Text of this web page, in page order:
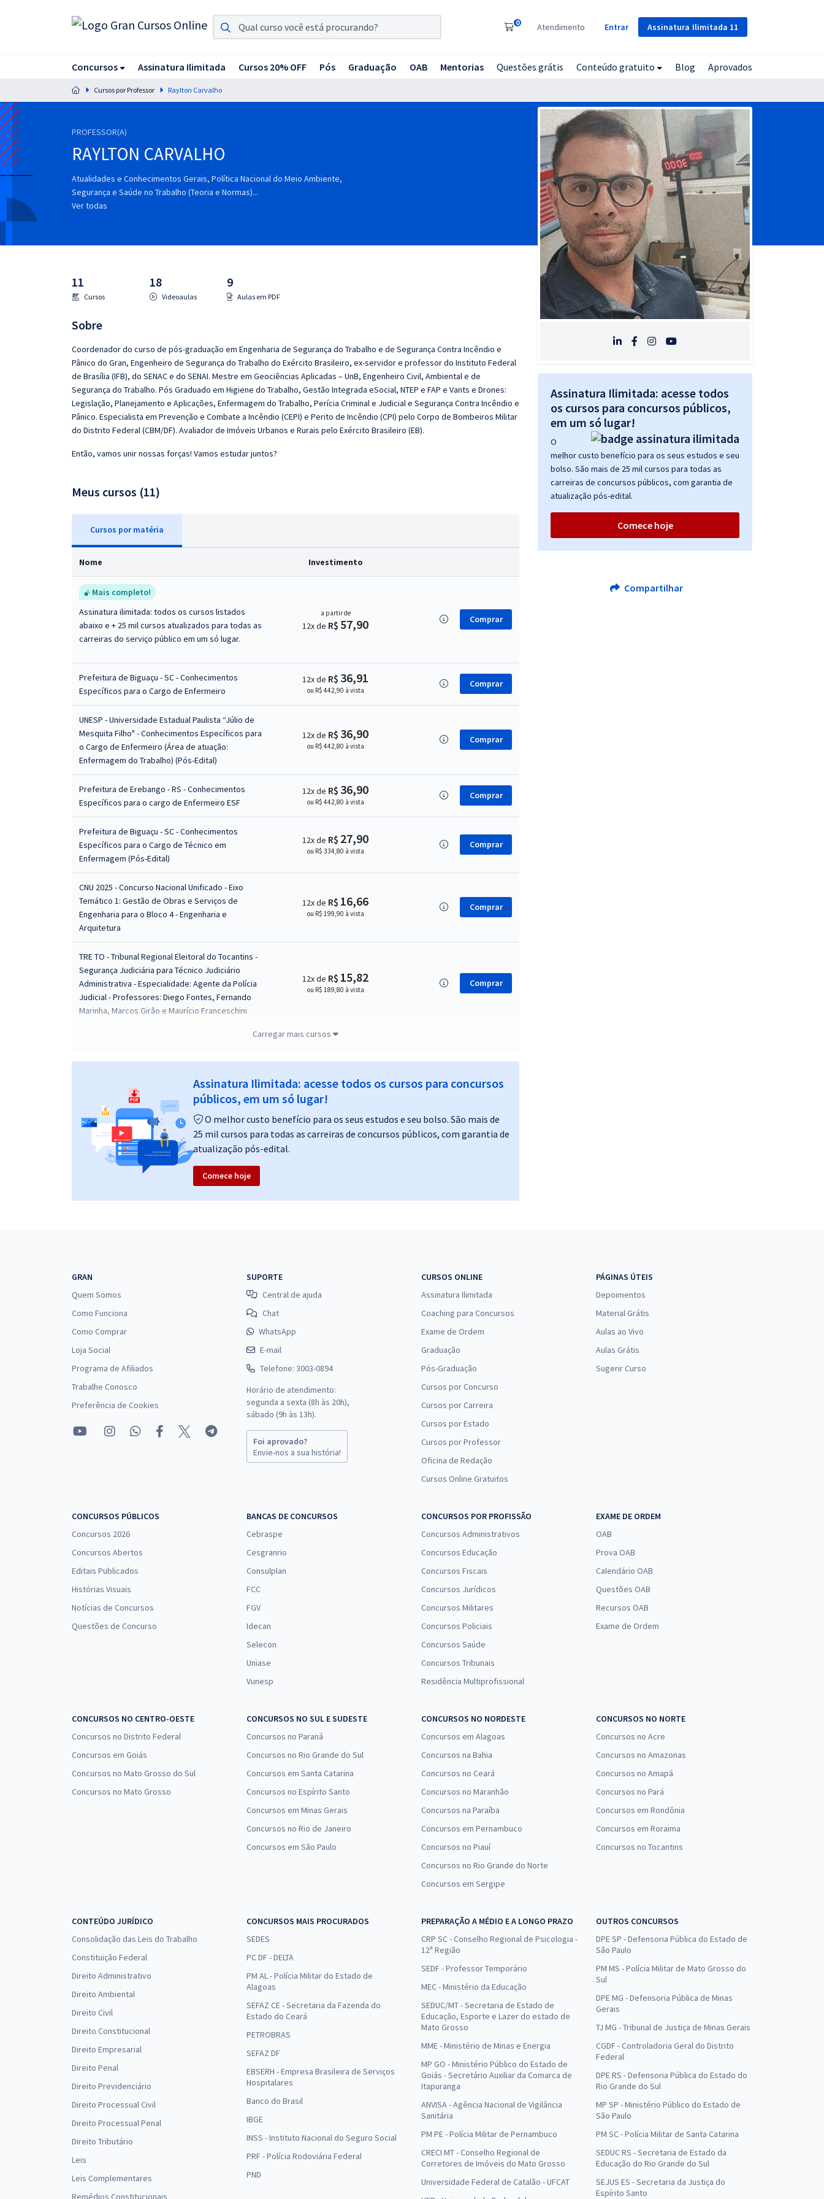
Assinatura Ilimitada 11
0 Atendimento Entrar
Concursos Assinatura Ilimitada Cursos 20% OFF Pós Graduação OAB Mentorias Questões grátis Conteúdo gratuito Blog Aprovados
Acesso a todos os cursos. Teste grátis por 7 dias!
Assinatura OAB Até Passar
Residências Multiprofissionais
residências em saúde do Brasil
Concursos
Questões grátis
Conteúdo gratuito
Cursos por Professor Raylton Carvalho
PROFESSOR(A)
RAYLTON CARVALHO
Atualidades e Conhecimentos Gerais, Política Nacional do Meio Ambiente,
Segurança e Saúde no Trabalho (Teoria e Normas)...
Ver todas
11
Cursos
18
Videoaulas
9
Aulas em PDF
Sobre
Coordenador do curso de pós-graduação em Engenharia de Segurança do Trabalho e de Segurança Contra Incêndio e
Pânico do Gran, Engenheiro de Segurança do Trabalho do Exército Brasileiro, ex-servidor e professor do Instituto Federal
de Brasília (IFB), do SENAC e do SENAI. Mestre em Geociências Aplicadas – UnB, Engenheiro Civil, Ambiental e de
Segurança do Trabalho. Pós Graduado em Higiene do Trabalho, Gestão Integrada eSocial, NTEP e FAP e Vants e Drones:
Legislação, Planejamento e Aplicações, Enfermagem do Trabalho, Perícia Criminal e Judicial e Segurança Contra Incêndio e
Pânico. Especialista em Prevenção e Combate a Incêndio (CEPI) e Perito de Incêndio (CPI) pelo Corpo de Bombeiros Militar
do Distrito Federal (CBM/DF). Avaliador de Imóveis Urbanos e Rurais pelo Exército Brasileiro (EB).
Então, vamos unir nossas forças! Vamos estudar juntos?
Meus cursos (11)
Cursos por matéria
Nome Investimento
Mais completo!
Assinatura ilimitada: todos os cursos listados
abaixo e + 25 mil cursos atualizados para todas as
carreiras do serviço público em um só lugar.
a partir de
12x de R$ 57,90 Comprar
Prefeitura de Biguaçu - SC - Conhecimentos
Específicos para o Cargo de Enfermeiro
12x de R$ 36,91
ou R$ 442,90 à vista
Comprar
UNESP - Universidade Estadual Paulista “Júlio de
Mesquita Filho" - Conhecimentos Específicos para
o Cargo de Enfermeiro (Área de atuação:
Enfermagem do Trabalho) (Pós-Edital)
12x de R$ 36,90
ou R$ 442,80 à vista
Comprar
Prefeitura de Erebango - RS - Conhecimentos
Específicos para o cargo de Enfermeiro ESF
12x de R$ 36,90
ou R$ 442,80 à vista
Comprar
Prefeitura de Biguaçu - SC - Conhecimentos
Específicos para o Cargo de Técnico em
Enfermagem (Pós-Edital)
12x de R$ 27,90
ou R$ 334,80 à vista
Comprar
CNU 2025 - Concurso Nacional Unificado - Eixo
Temático 1: Gestão de Obras e Serviços de
Engenharia para o Bloco 4 - Engenharia e
Arquitetura
12x de R$ 16,66
ou R$ 199,90 à vista
Comprar
TRE TO - Tribunal Regional Eleitoral do Tocantins -
Segurança Judiciária para Técnico Judiciário
Administrativa - Especialidade: Agente da Polícia
Judicial - Professores: Diego Fontes, Fernando
Marinha, Marcos Girão e Maurício Franceschini
12x de R$ 15,82
ou R$ 189,80 à vista
Comprar
Comprar
Legislação para o IBRAM - Instituto do Meio
Ambiente e dos Recursos Hídricos do Distrito
Federal – Nível Médio - Professores: Nilton
Coutinho, Raylton Carvalho e Ismael Noronha
12x de R$ 9,16
ou R$ 109,90 à vista
Comprar
STM - Superior Tribunal Militar - Segurança Orgânica
Carregar mais cursos
Assinatura Ilimitada: acesse todos os cursos para concursos
públicos, em um só lugar!
O melhor custo benefício para os seus estudos e seu bolso. São mais de
25 mil cursos para todas as carreiras de concursos públicos, com garantia de
atualização pós-edital.
Comece hoje
Assinatura Ilimitada: acesse todos
os cursos para concursos públicos,
em um só lugar!
O
melhor custo benefício para os seus estudos e seu
bolso. São mais de 25 mil cursos para todas as
carreiras de concursos públicos, com garantia de
atualização pós-edital.
Comece hoje
Compartilhar
GRAN
Quem Somos
Como Funciona
Como Comprar
Loja Social
Programa de Afiliados
Trabalhe Conosco
Preferência de Cookies
SUPORTE
Central de ajuda
Chat
WhatsApp
E-mail
Telefone: 3003-0894
Horário de atendimento:
segunda a sexta (8h às 20h),
sábado (9h às 13h).
Foi aprovado?
Envie-nos a sua história!
CURSOS ONLINE
Assinatura Ilimitada
Coaching para Concursos
Exame de Ordem
Graduação
Pós-Graduação
Cursos por Concurso
Cursos por Carreira
Cursos por Estado
Cursos por Professor
Oficina de Redação
Cursos Online Gratuitos
PÁGINAS ÚTEIS
Depoimentos
Material Grátis
Aulas ao Vivo
Aulas Grátis
Sugerir Curso
CONCURSOS PÚBLICOS
Concursos 2026
Concursos Abertos
Editais Publicados
Histórias Visuais
Notícias de Concursos
Questões de Concurso
BANCAS DE CONCURSOS
Cebraspe
Cesgranrio
Consulplan
FCC
FGV
Idecan
Selecon
Uniase
Vunesp
CONCURSOS POR PROFISSÃO
Concursos Administrativos
Concursos Educação
Concursos Fiscais
Concursos Jurídicos
Concursos Militares
Concursos Policiais
Concursos Saúde
Concursos Tribunais
Residência Multiprofissional
EXAME DE ORDEM
OAB
Prova OAB
Calendário OAB
Questões OAB
Recursos OAB
Exame de Ordem
CONCURSOS NO CENTRO-OESTE
Concursos no Distrito Federal
Concursos em Goiás
Concursos no Mato Grosso do Sul
Concursos no Mato Grosso
CONCURSOS NO SUL E SUDESTE
Concursos no Paraná
Concursos no Rio Grande do Sul
Concursos em Santa Catarina
Concursos no Espírito Santo
Concursos em Minas Gerais
Concursos no Rio de Janeiro
Concursos em São Paulo
CONCURSOS NO NORDESTE
Concursos em Alagoas
Concursos na Bahia
Concursos no Ceará
Concursos no Maranhão
Concursos na Paraíba
Concursos em Pernambuco
Concursos no Piauí
Concursos no Rio Grande do Norte
Concursos em Sergipe
CONCURSOS NO NORTE
Concursos no Acre
Concursos no Amazonas
Concursos no Amapá
Concursos no Pará
Concursos em Rondônia
Concursos em Roraima
Concursos no Tocantins
CONTEÚDO JURÍDICO
Consolidação das Leis do Trabalho
Constituição Federal
Direito Administrativo
Direito Ambiental
Direito Civil
Direito Constitucional
Direito Empresarial
Direito Penal
Direito Previdenciário
Direito Processual Civil
Direito Processual Penal
Direito Tributário
Leis
Leis Complementares
Remédios Constitucionais
CONCURSOS MAIS PROCURADOS
SEDES
PC DF - DELTA
PM AL - Polícia Militar do Estado de
Alagoas
SEFAZ CE - Secretaria da Fazenda do
Estado do Ceará
PETROBRAS
SEFAZ DF
EBSERH - Empresa Brasileira de Serviços
Hospitalares
Banco do Brasil
IBGE
INSS - Instituto Nacional do Seguro Social
PRF - Polícia Rodoviária Federal
PND
PREPARAÇÃO A MÉDIO E A LONGO PRAZO
CRP SC - Conselho Regional de Psicologia -
12ª Região
SEDF - Professor Temporário
MEC - Ministério da Educação
SEDUC/MT - Secretaria de Estado de
Educação, Esporte e Lazer do estado de
Mato Grosso
MME - Ministério de Minas e Energia
MP GO - Ministério Público do Estado de
Goiás - Secretário Auxiliar da Comarca de
Itapuranga
ANVISA - Agência Nacional de Vigilância
Sanitária
PM PE - Polícia Militar de Pernambuco
CRECI MT - Conselho Regional de
Corretores de Imóveis do Mato Grosso
Universidade Federal de Catalão - UFCAT
OUTROS CONCURSOS
DPE SP - Defensoria Pública do Estado de
São Paulo
PM MS - Polícia Militar de Mato Grosso do
Sul
DPE MG - Defensoria Pública de Minas
Gerais
TJ MG - Tribunal de Justiça de Minas Gerais
CGDF - Controladoria Geral do Distrito
Federal
DPE RS - Defensoria Pública do Estado do
Rio Grande do Sul
MP SP - Ministério Público do Estado de
São Paulo
PM SC - Polícia Militar de Santa Catarina
SEDUC RS - Secretaria de Estado da
Educação do Rio Grande do Sul
SEJUS ES - Secretaria da Justiça do
Espírito Santo